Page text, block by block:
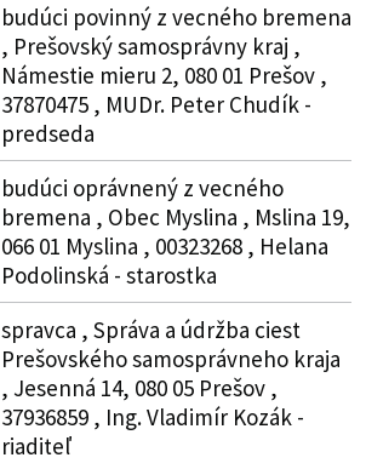
budúci povinný z vecného bremena
, Prešovský samosprávny kraj ,
Námestie mieru 2, 080 01 Prešov ,
37870475 , MUDr. Peter Chudík -
predseda
budúci oprávnený z vecného
bremena , Obec Myslina , Mslina 19,
066 01 Myslina , 00323268 , Helana
Podolinská - starostka
spravca , Správa a údržba ciest
Prešovského samosprávneho kraja
, Jesenná 14, 080 05 Prešov ,
37936859 , Ing. Vladimír Kozák -
riaditeľ